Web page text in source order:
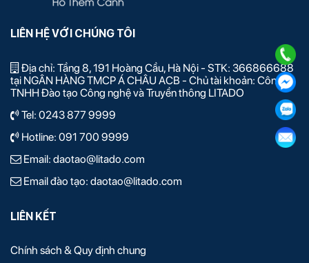
LIÊN HỆ VỚI CHÚNG TÔI
Địa chỉ: Tầng 8, 191 Hoàng Cầu, Hà Nội - STK: 366866688
tại NGÂN HÀNG TMCP Á CHÂU ACB - Chủ tài khoản: Công ty
TNHH Đào tạo Công nghệ và Truyền thông LITADO
Tel: 0243 877 9999
Hotline: 091 700 9999
Email: daotao@litado.com
Email đào tạo: daotao@litado.com
LIÊN KẾT
Chính sách & Quy định chung